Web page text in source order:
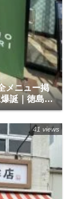
メニュー掲
誕｜徳島市
41 views